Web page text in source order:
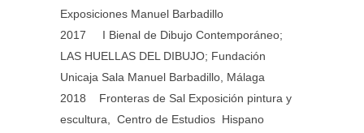
Exposiciones Manuel Barbadillo
2017 I Bienal de Dibujo Contemporáneo;
LAS HUELLAS DEL DIBUJO; Fundación
Unicaja Sala Manuel Barbadillo, Málaga
2018 Fronteras de Sal Exposición pintura y
escultura, Centro de Estudios Hispano